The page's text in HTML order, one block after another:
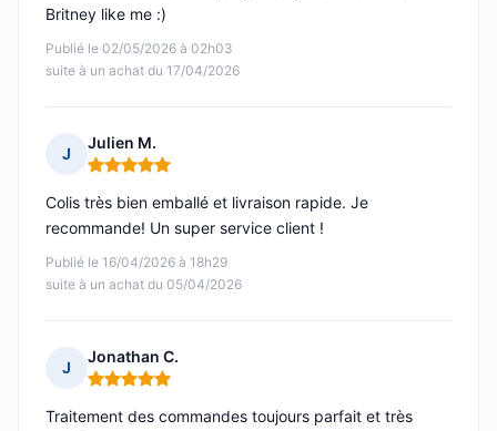
Publié le 02/05/2026 à 02h03
suite à un achat du 17/04/2026
Britney like me :)
J
Julien M.
Note : 5 sur 5
Publié le 16/04/2026 à 18h29
suite à un achat du 05/04/2026
Colis très bien emballé et livraison rapide. Je
recommande! Un super service client !
J
Jonathan C.
Note : 5 sur 5
Traitement des commandes toujours parfait et très